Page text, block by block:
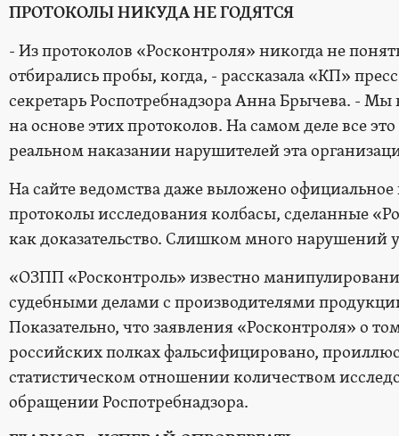
ПРОТОКОЛЫ НИКУДА НЕ ГОДЯТСЯ
- Из протоколов «Росконтроля» никогда не
отбирались пробы, когда, - рассказала «КП»
секретарь Роспотребнадзора Анна Брычева. -
на основе этих протоколов. На самом деле все это
реальном наказании нарушителей эта
На сайте ведомства даже выложено
протоколы исследования колбасы, сделанные
как доказательство. Слишком много
«ОЗПП «Росконтроль» известно
судебными делами с производителями
Показательно, что заявления «Росконтроля» о
российских полках фальсифицировано,
статистическом отношении количеством
обращении Роспотребнадзора.